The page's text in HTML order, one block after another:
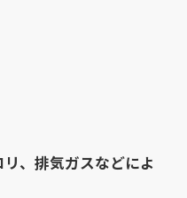
、排気ガスなどによ